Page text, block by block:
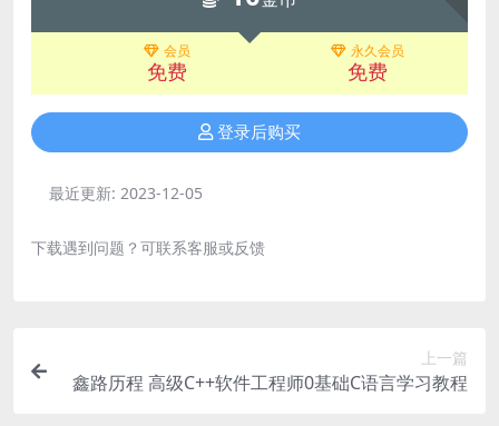
会员
免费
永久会员
免费
登录后购买
最近更新: 2023-12-05
下载遇到问题？可联系客服或反馈
上一篇
鑫路历程 高级C++软件工程师0基础C语言学习教程